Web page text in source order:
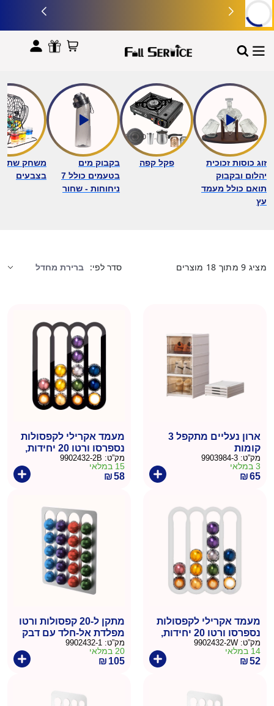
זוג כוסות זכוכית
יהלום ובקבוק
תואם כולל מעמד
עץ
פקל קפה
בקבוק מים
בטעמים כולל 7
ניחוחות - שחור
משחק שתייה
בצבעים
מציג 9מתוך 18מוצרים סדר לפי:
ארון נעליים מתקפל 3
קומות
מק”ט: 9903984-3
3 במלאי
₪65
מעמד אקרילי לקפסולות
נספרסו ורטו 20 יחידות,
התקנה כפולה: מגנט
ודבק -שחור
מק”ט: 9902432-2B
15 במלאי
₪58
מעמד אקרילי לקפסולות
נספרסו ורטו 20 יחידות,
מק”ט: 9902432-2W
14 במלאי
₪52
מתקן ל-20 קפסולות ורטו
מפלדת אל-חלד עם דבק
דו-צדדי
מק”ט: 9902432-1
20 במלאי
₪ 105